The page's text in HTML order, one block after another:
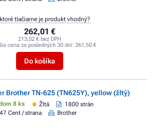
262,01 €
213,02 € bez DPH
cena za posledných 30 dní: 261,50 €
Do košíka
tlačiarne je produkt vhodný?
Brother TN-625 (TN625Y), yellow (žltý)
8 ks Žltá
1800 strán
Cent / strana
Brother